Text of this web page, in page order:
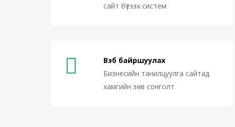
сайт бүтээх систем
Вэб байршуулах
Бизнесийн танилцуулга сайтад
хамгийн зөв сонголт